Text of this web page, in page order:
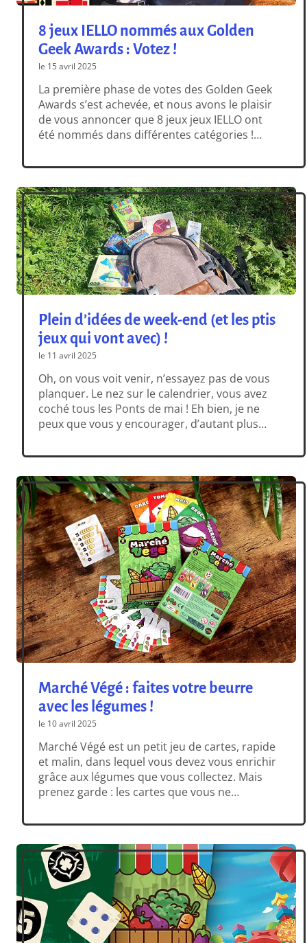
8 jeux IELLO nommés aux Golden
Geek Awards : Votez !
le 15 avril 2025
La première phase de votes des Golden Geek
Awards s’est achevée, et nous avons le plaisir
de vous annoncer que 8 jeux jeux IELLO ont
été nommés dans différentes catégories !
découvrir (et à voter pour eux sur le site
la référence […]
Plein d’idées de week-end (et les ptis
jeux qui vont avec) !
le 11 avril 2025
Oh, on vous voit venir, n’essayez pas de vous
planquer. Le nez sur le calendrier, vous avez
coché tous les Ponts de mai ! Eh bien, je ne
peux que vous y encourager, d’autant plus
de très beaux moments pour jouer. Le truc
Marché Végé : faites votre beurre
avec les légumes !
le 10 avril 2025
Marché Végé est un petit jeu de cartes, rapide
et malin, dans lequel vous devez vous enrichir
grâce aux légumes que vous collectez. Mais
prenez garde : les cartes que vous ne
que celle que vous prendrez. Haha, qui a dit